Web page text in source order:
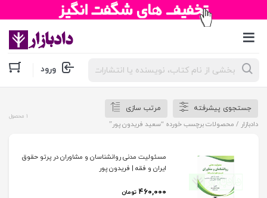
جستجوی
محصولات ورود
جستجوی پیشرفته
مرتب سازی
دادبازار / محصولات برچسب خورده “سعید فریدون پور”
1 محصول
مسئولیت مدنی روانشناسان و مشاوران در پرتو حقوق
ایران و فقه | فریدون پور
۴۶۰,۰۰۰ تومان